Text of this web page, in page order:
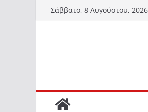
Μετάβαση
Σάββατο, 8 Αυγούστου, 2026